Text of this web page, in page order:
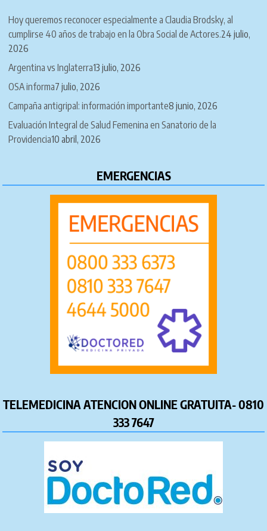
Hoy queremos reconocer especialmente a Claudia Brodsky, al
cumplirse 40 años de trabajo en la Obra Social de Actores.24 julio,
2026
Argentina vs Inglaterra13 julio, 2026
OSA informa7 julio, 2026
Campaña antigripal: información importante8 junio, 2026
Evaluación Integral de Salud Femenina en Sanatorio de la
Providencia10 abril, 2026
EMERGENCIAS
TELEMEDICINA ATENCION ONLINE GRATUITA- 0810
333 7647